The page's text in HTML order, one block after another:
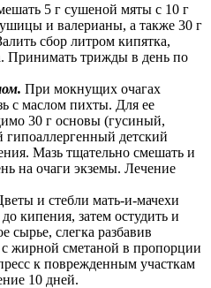
5 г сушеной мяты с 10 г
и валерианы, а также 30 г
сбор литром кипятка,
Принимать трижды в день по
При мокнущих очагах
с маслом пихты. Для ее
30 г основы (гусиный,
детский
Мазь тщательно смешать и
на очаги экземы. Лечение
и стебли мать-и-мачехи
кипения, затем остудить и
сырье, слегка разбавив
жирной сметаной в пропорции
к поврежденным участкам
10 дней.